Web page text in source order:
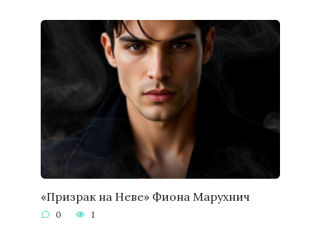
«Призрак на Неве» Фиона Марухнич
0 1